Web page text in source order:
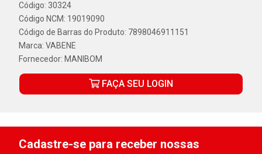
Código: 30324
Código NCM: 19019090
Código de Barras do Produto: 7898046911151
Marca: VABENE
Fornecedor: MANIBOM
FAÇA SEU LOGIN
Cadastre-se para receber nossas